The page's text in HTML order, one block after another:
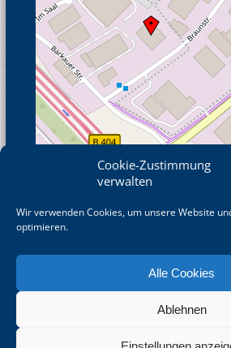
Cookie-Zustimmung
verwalten
Wir verwenden Cookies, um unsere Website
optimieren.
Alle Cookies
Ablehnen
© OpenStreetMap